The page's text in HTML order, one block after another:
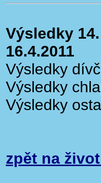
Výsledky
16.4.2011
Výsledky
Výsledky
Výsledky
zpět na